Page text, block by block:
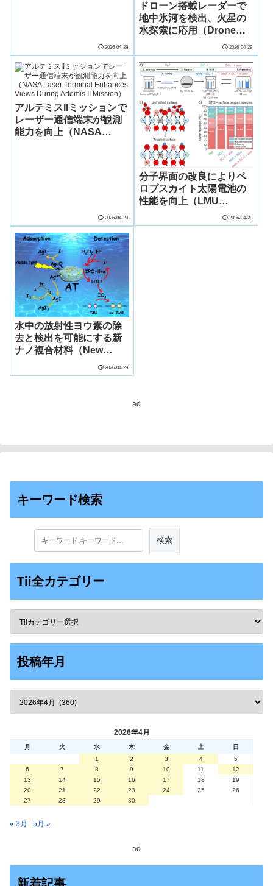
2026-04-29
ドローン搭載レーダーで
地中氷河を検出、火星の
水探索に応用（Drone
radar reveals buried
glaciers on Earth,
guiding the search for
water on Mars）
2026-04-29
アルテミスIIミッションで
レーザー通信端末が観測
能力を向上（NASA
2026-04-29
分子界面の改良によりペ
ロブスカイト太陽電池の
性能を向上（LMU
researchers improve
perovskite solar cells
2026-04-29
水中の放射性ヨウ素の除
去と検出を可能にする新
ナノ複合材料（New
Removal and Detection
2026-04-29
ad
キーワード検索
Tii全カテゴリー
投稿年月
2026年4月
月 火 水 木 金 土
日
1
2 3 4
5
6
7 8 9 10 11
12
13
14 15 16 17 18
19
20
21 22 23 24 25
26
27
28 29 30
« 3月 5月 »
ad